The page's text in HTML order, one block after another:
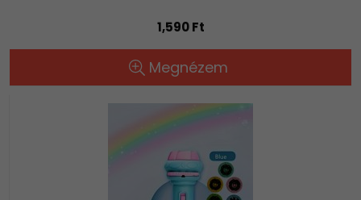
1,590 Ft
Megnézem